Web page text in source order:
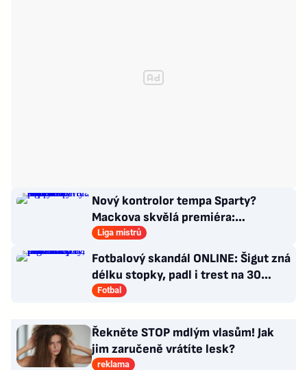
Nový kontrolor tempa Sparty?
Mackova skvělá premiéra:
nacvičený signál i chvála experta
Liga mistrů
Fotbalový skandál ONLINE: Šigut zná
délku stopky, padl i trest na 30
měsíců a pokuta 200 tisíc
Fotbal
Řekněte STOP mdlým vlasům! Jak
jim zaručeně vrátíte lesk?
reklama